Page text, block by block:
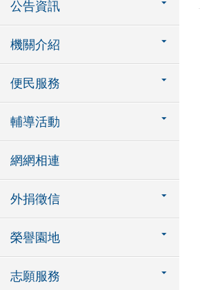
公告資訊
機關介紹
便民服務
輔導活動
網網相連
外捐徵信
榮譽園地
志願服務